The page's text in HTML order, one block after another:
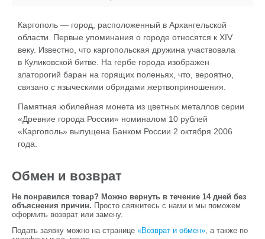
Каргополь — город, расположенный в Архангельской
области. Первые упоминания о городе относятся к XIV
веку. Известно, что каргопольская дружина участвовала
в Куликовской битве. На гербе города изображен
златорогий баран на горящих поленьях, что, вероятно,
связано с языческими обрядами жертвоприношения.
Памятная юбилейная монета из цветных металлов серии
«Древние города России» номиналом 10 рублей
«Каргополь» выпущена Банком России 2 октября 2006
года.
Обмен и возврат
Не понравился товар? Можно вернуть в течение 14 дней без
объяснения причин. Просто свяжитесь с нами и мы поможем
оформить возврат или замену.
Подать заявку можно на странице «Возврат и обмен», а также по